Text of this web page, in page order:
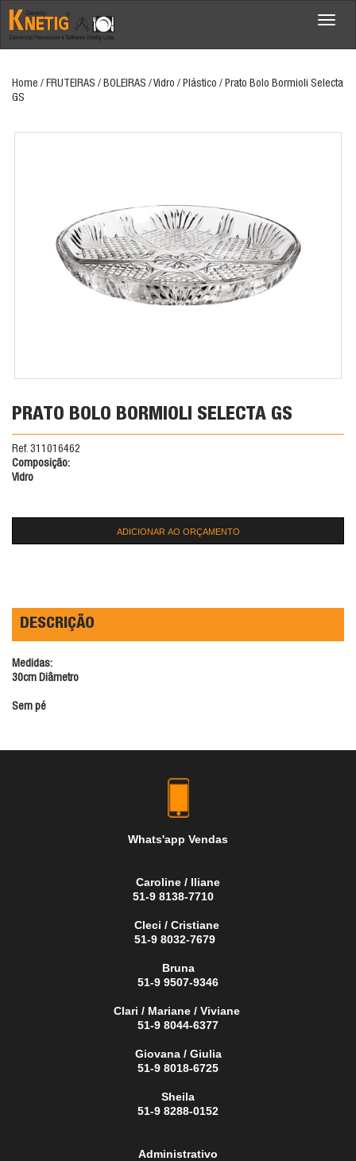
Menu
Home / FRUTEIRAS / BOLEIRAS / Vidro / Plástico / Prato Bolo Bormioli Selecta
GS
PRATO BOLO BORMIOLI SELECTA GS
Ref. 311016462
Composição:
Vidro
ADICIONAR AO ORÇAMENTO
DESCRIÇÃO
Medidas:
30cm Diâmetro
Sem pé
Whats'app Vendas
Caroline / Iliane
51-9 8138-7710
Cleci / Cristiane
51-9 8032-7679
Bruna
51-9 9507-9346
Clari / Mariane / Viviane
51-9 8044-6377
Giovana / Giulia
51-9 8018-6725
Sheila
51-9 8288-0152
Administrativo